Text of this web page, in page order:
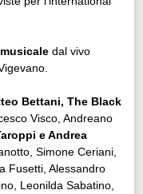
dal vivo
Bettani, The Black
Visco, Andreano
e Andrea
Simone Ceriani,
Fusetti, Alessandro
Leonilda Sabatino,